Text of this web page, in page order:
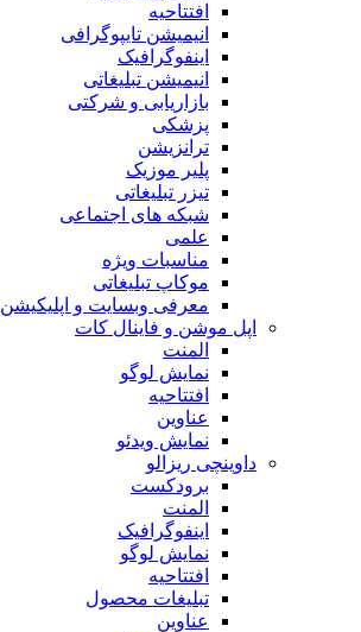
افتتاحیه
انیمیشن تایپوگرافی
اینفوگرافیک
انیمیشن تبلیغاتی
بازاریابی و شرکتی
پزشکی
ترانزیشن
پلیر موزیک
تیزر تبلیغاتی
شبکه های اجتماعی
علمی
مناسبات ویژه
موکاپ تبلیغاتی
معرفی وبسایت و اپلیکیشن
اپل موشن و فاینال کات
المنت
نمایش لوگو
افتتاحیه
عناوین
نمایش ویدئو
داوینچی ریزالو
برودکست
المنت
اینفوگرافیک
نمایش لوگو
افتتاحیه
تبلیغات محصول
عناوین